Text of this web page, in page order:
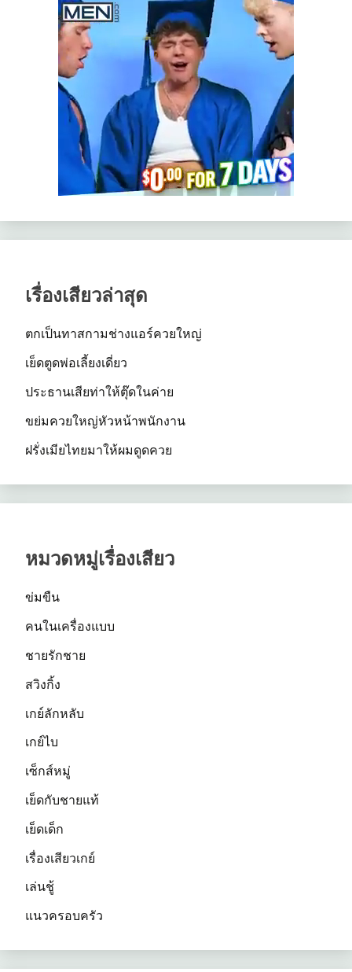
เรื่องเสียวล่าสุด
ตกเป็นทาสกามช่างแอร์ควยใหญ่
เย็ดตูดพ่อเลี้ยงเดี่ยว
ประธานเสียท่าให้ตุ๊ดในค่าย
ขย่มควยใหญ่หัวหน้าพนักงาน
ฝรั่งเมียไทยมาให้ผมดูดควย
หมวดหมู่เรื่องเสียว
ข่มขืน
คนในเครื่องแบบ
ชายรักชาย
สวิงกิ้ง
เกย์ลักหลับ
เกย์ไบ
เซ็กส์หมู่
เย็ดกับชายแท้
เย็ดเด็ก
เรื่องเสียวเกย์
เล่นชู้
แนวครอบครัว